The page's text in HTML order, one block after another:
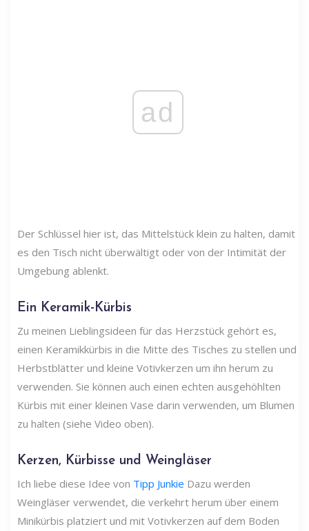
ad
Der Schlüssel hier ist, das Mittelstück klein zu halten, damit
es den Tisch nicht überwältigt oder von der Intimität der
Umgebung ablenkt.
Ein Keramik-Kürbis
Zu meinen Lieblingsideen für das Herzstück gehört es,
einen Keramikkürbis in die Mitte des Tisches zu stellen und
Herbstblätter und kleine Votivkerzen um ihn herum zu
verwenden. Sie können auch einen echten ausgehöhlten
Kürbis mit einer kleinen Vase darin verwenden, um Blumen
zu halten (siehe Video oben).
Kerzen, Kürbisse und Weingläser
Ich liebe diese Idee von Tipp Junkie Dazu werden
Weingläser verwendet, die verkehrt herum über einem
Minikürbis platziert und mit Votivkerzen auf dem Boden